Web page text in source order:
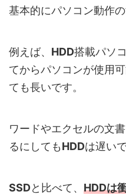
基本的にパソコン動作
例えば、 HDD搭載パソ
てからパソコンが使用
ても長いです。
ワードやエクセルの文
るにしてもHDDは遅いで
SSDと比べて、 HDDは